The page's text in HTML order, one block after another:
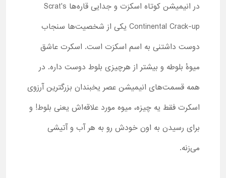
در انیمیشن کوتاه اسکرَت و جدایی قاره‌ها Scrat's
Continental Crack-up یکی از شخصیت‌ها سنجاب
دوست داشتنی به اسم اسکرَت است. اسکرت عاشق
میوهٔ بلوطه و بیشتر از هرچیزی بلوط دوست داره. در
همه قسمت‌های انیمیشن عصر یخبندان بزرگترین آرزوی
اسکرت فقط یه چیزه، میوه مورد علاقه‌اش یعنی بلوط! و
برای رسیدن به اون خودش رو به هر آب و آتیشی
می‌زنه.